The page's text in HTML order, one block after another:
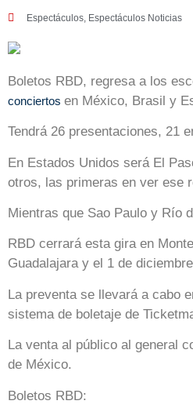
Espectáculos, Espectáculos Noticias
Boletos RBD, regresa a los
conciertos en México, Brasil y
Tendrá 26 presentaciones, 21
En Estados Unidos será El
otros, las primeras en ver ese
Mientras que Sao Paulo y Río
RBD cerrará esta gira en
Guadalajara y el 1 de
La preventa se llevará a cabo
sistema de boletaje de
La venta al público al general
de México.
Boletos RBD: